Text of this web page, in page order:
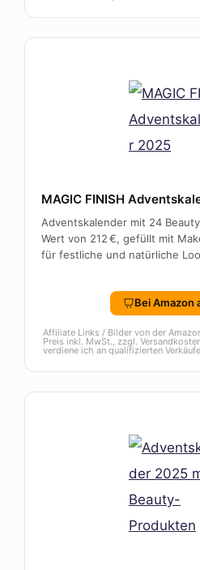
MAGIC FINISH
Adventskalender mit 24
Wert von 212 €, gefüllt mit
für festliche und natürliche
Bei Amazon
Affiliate Links / Bilder von der
Preis inkl. MwSt., zzgl.
verdiene ich an qualifizierten